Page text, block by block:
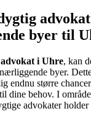
byer til
advokat i Uhre, kan
byer.
endnu større
dine behov. I
advokater